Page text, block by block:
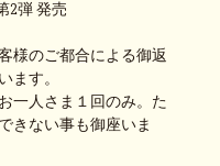
2弾 発売
様のご都合による御返
ます。
一人さま１回のみ。た
きない事も御座いま